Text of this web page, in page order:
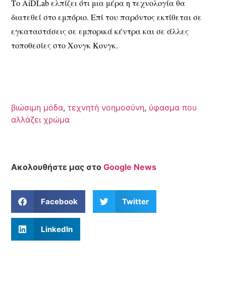
Το AiDLab ελπίζει ότι μια μέρα η τεχνολογία θα
διατεθεί στο εμπόριο. Επί του παρόντος εκτίθεται σε
εγκαταστάσεις σε εμπορικά κέντρα και σε άλλες
τοποθεσίες στο Χονγκ Κονγκ.
βιώσιμη μόδα,τεχνητή νοημοσύνη, ύφασμα που
αλλάζει χρώμα
Ακολουθήστε μας στοGoogle News
Facebook Twitter
LinkedIn